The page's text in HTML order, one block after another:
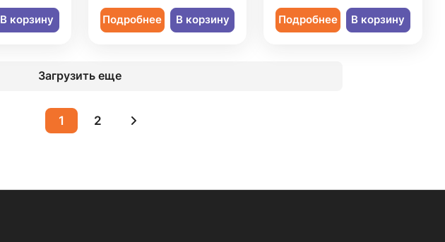
В корзину Подробнее В корзину Подробнее В корзину
Загрузить еще
1 2